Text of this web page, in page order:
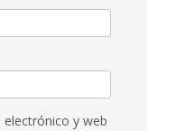
y web